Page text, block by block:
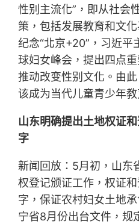
性别主流化”，即从社会
策，包括发展教育和文
纪念“北京+20”，习近平
球妇女峰会，提出四点
推动改变性别文化。由
该成为当代儿童青少年教
山东明确提出土地权证
字
新闻回放：5月初，山东
权登记颁证工作，权证
字，保证农村妇女土地
宁省8月份出台文件，规